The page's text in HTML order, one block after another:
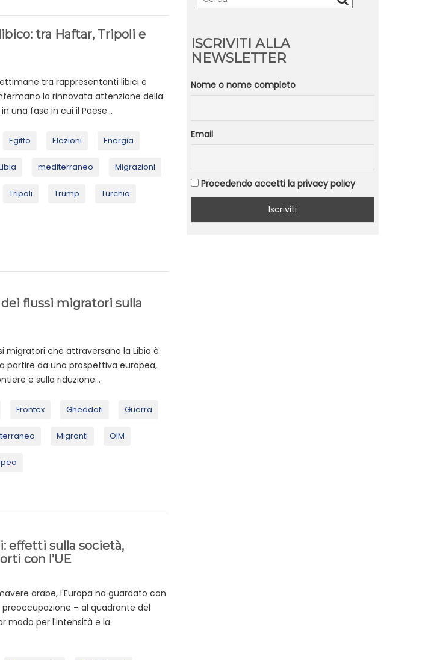
tra Haftar, Tripoli e
tra rappresentanti libici e
la rinnovata attenzione della
una fase in cui il Paese...
Egitto Elezioni Energia
mediterraneo Migrazioni
Tripoli Trump Turchia
flussi migratori sulla
migratori che attraversano la Libia è
da una prospettiva europea,
e sulla riduzione...
Frontex Gheddafi Guerra
Migranti OIM
effetti sulla società,
con l’UE
arabe, l'Europa ha guardato con
– al quadrante del
modo per l'intensità e la
ISCRIVITI ALLA
NEWSLETTER
Nome o nome completo
Email
Procedendo accetti la privacy policy